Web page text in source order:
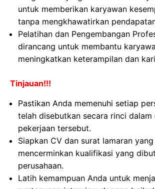
untuk memberikan karyawan
tanpa mengkhawatirkan
Pelatihan dan Pengembangan
dirancang untuk membantu
meningkatkan keterampilan dan
Tinjauan!!!
Pastikan Anda memenuhi setiap
telah disebutkan secara rinci dalam
pekerjaan tersebut.
Siapkan CV dan surat lamaran
mencerminkan kualifikasi yang
perusahaan.
Latih kemampuan Anda untuk